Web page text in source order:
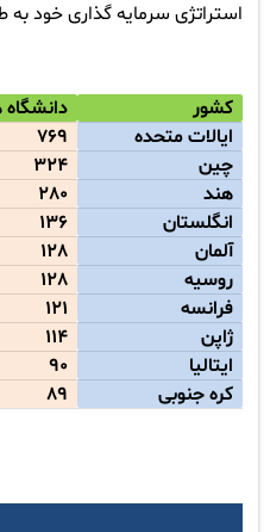
استراتژی سرمایه گذاری خود
کشور دانشگاه
ایالات متحده
769
چین
324
هند
280
انگلستان
136
آلمان
128
روسیه
128
فرانسه
121
ژاپن
114
ایتالیا
90
کره جنوبی
89